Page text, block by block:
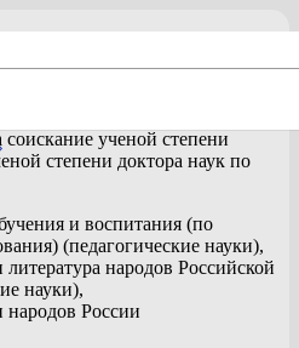
журнал. Серия:
входит в перечень
Российской Федерации, в
соискание ученой степени
степени доктора наук по
и воспитания (по
(педагогические науки),
литература народов Российской
науки),
народов России